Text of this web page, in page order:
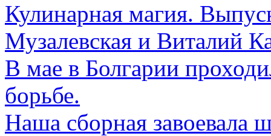
Кулинарная магия.
Музалевская и Виталий
В мае в Болгарии
борьбе.
Наша сборная завоевала